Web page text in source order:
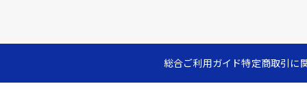
総合ご利用ガイド特定商取引に